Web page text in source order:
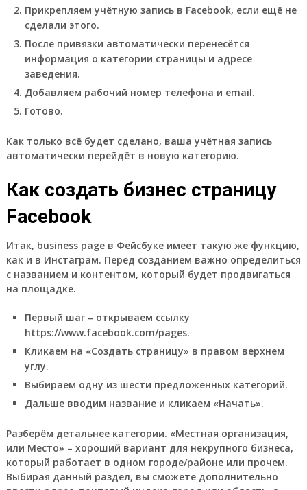
Прикрепляем учётную запись в Facebook, если ещё не
сделали этого.
После привязки автоматически перенесётся
информация о категории страницы и адресе
заведения.
Добавляем рабочий номер телефона и email.
Готово.
Как только всё будет сделано, ваша учётная запись
автоматически перейдёт в новую категорию.
Как создать бизнес страницу
Facebook
Итак, business page в Фейсбуке имеет такую же функцию,
как и в Инстаграм. Перед созданием важно определиться
с названием и контентом, который будет продвигаться
на площадке.
Первый шаг – открываем ссылку
https://www.facebook.com/pages.
Кликаем на «Создать страницу» в правом верхнем
углу.
Выбираем одну из шести предложенных категорий.
Дальше вводим название и кликаем «Начать».
Разберём детальнее категории. «Местная организация,
или Место» – хороший вариант для некрупного бизнеса,
который работает в одном городе/районе или прочем.
Выбирая данный раздел, вы сможете дополнительно